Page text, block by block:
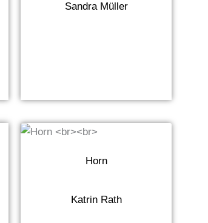
Sandra Müller
Horn
Katrin Rath